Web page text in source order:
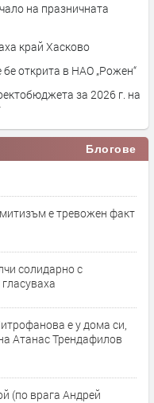
на празничната
край Хасково
открита в НАО „Рожен“
за 2026 г. на
Блогове
е тревожен факт
солидарно с
е у дома си,
Атанас Трендафилов
(по врага Андрей